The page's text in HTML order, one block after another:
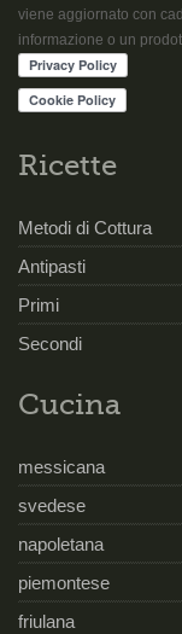
viene aggiornato con
informazione o un
Ricette
Metodi di Cottura
Antipasti
Primi
Secondi
Cucina
messicana
svedese
napoletana
piemontese
friulana